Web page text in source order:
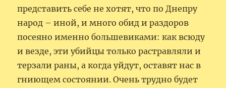
представить себе не хотят, что по Днепру
народ – иной, и много обид и раздоров
посеяно именно большевиками: как всюду
и везде, эти убийцы только растравляли и
терзали раны, а когда уйдут, оставят нас в
гниющем состоянии. Очень трудно будет